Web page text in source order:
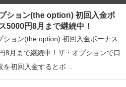
ション(the option) 初回入金ボ
5000円8月まで継続中！
ション(the option) 初回入金ボーナス
8月まで継続中！ザ・オプションで口
を初回入金するとボ…